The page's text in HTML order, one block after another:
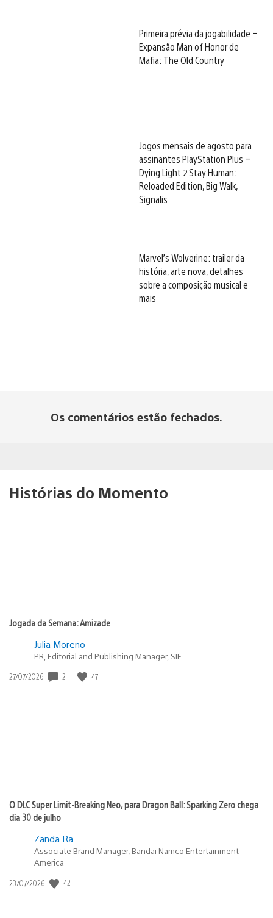
Primeira prévia da jogabilidade –
Expansão Man of Honor de
Mafia: The Old Country
Jogos mensais de agosto para
assinantes PlayStation Plus –
Dying Light 2 Stay Human:
Reloaded Edition, Big Walk,
Signalis
Marvel’s Wolverine: trailer da
história, arte nova, detalhes
sobre a composição musical e
mais
Os comentários estão fechados.
Histórias do Momento
Jogada da Semana: Amizade
Julia Moreno
PR, Editorial and Publishing Manager, SIE
Data
27/07/2026 2 47
O DLC Super Limit-Breaking Neo, para Dragon Ball: Sparking Zero chega
dia 30 de julho
Zanda Ra
Associate Brand Manager, Bandai Namco Entertainment
America
Data
23/07/2026 42